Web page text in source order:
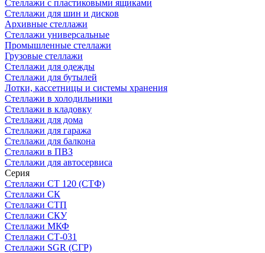
Стеллажи с пластиковыми ящиками
Стеллажи для шин и дисков
Архивные стеллажи
Стеллажи универсальные
Промышленные стеллажи
Грузовые стеллажи
Стеллажи для одежды
Стеллажи для бутылей
Лотки, кассетницы и системы хранения
Стеллажи в холодильники
Стеллажи в кладовку
Стеллажи для дома
Стеллажи для гаража
Стеллажи для балкона
Стеллажи в ПВЗ
Стеллажи для автосервиса
Серия
Стеллажи СТ 120 (СТФ)
Стеллажи СК
Стеллажи СТП
Стеллажи СКУ
Стеллажи МКФ
Стеллажи СТ-031
Стеллажи SGR (СГР)